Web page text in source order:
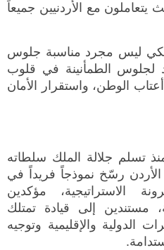
مع الأردنيين جميعاً
ليس مجرد مناسبة جلوس
الطمأنينة في قلوب
الوطن، واستقرار الأمان
تسلم جلالة الملك سلطاته
رسّخ نموذجاً فريداً في
الاستراتيجية، مؤكدين
مستندين إلى قيادة تمتلك
الدولية والإقليمية وتوجيه